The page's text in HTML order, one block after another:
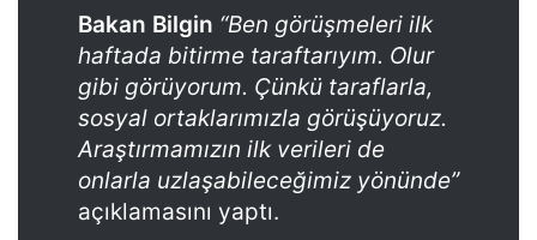
Bakan Bilgin “Ben görüşmeleri ilk
haftada bitirme taraftarıyım. Olur
gibi görüyorum. Çünkü taraflarla,
sosyal ortaklarımızla görüşüyoruz.
Araştırmamızın ilk verileri de
onlarla uzlaşabileceğimiz yönünde”
açıklamasını yaptı.